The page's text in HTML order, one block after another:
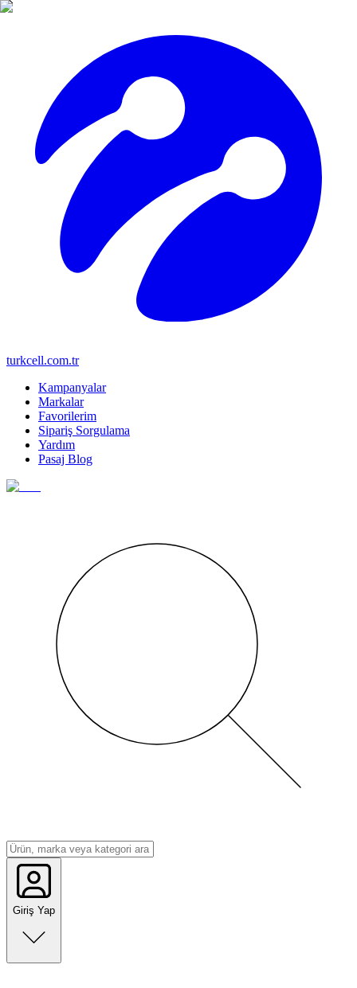
turkcell.com.tr
Kampanyalar
Markalar
Favorilerim
Sipariş Sorgulama
Yardım
Pasaj Blog
Giriş Yap